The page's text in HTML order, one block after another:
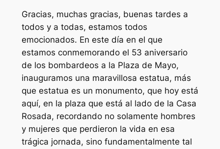
Gracias, muchas gracias, buenas tardes a
todos y a todas, estamos todos
emocionados. En este día en el que
estamos conmemorando el 53 aniversario
de los bombardeos a la Plaza de Mayo,
inauguramos una maravillosa estatua, más
que estatua es un monumento, que hoy está
aquí, en la plaza que está al lado de la Casa
Rosada, recordando no solamente hombres
y mujeres que perdieron la vida en esa
trágica jornada, sino fundamentalmente tal